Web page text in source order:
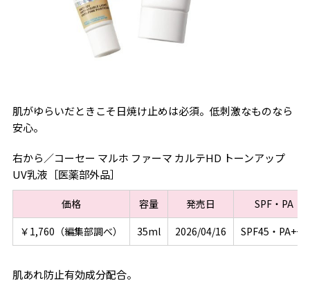
肌がゆらいだときこそ日焼け止めは必須。低刺激なものなら
安心。
右から／コーセー マルホ ファーマ カルテHD トーンアップ
UV乳液［医薬部外品］
価格 容量 発売日
SPF・PA
￥1,760（編集部調べ）
35ml 2026/04/16 SPF45・PA+++
肌あれ防止有効成分配合。